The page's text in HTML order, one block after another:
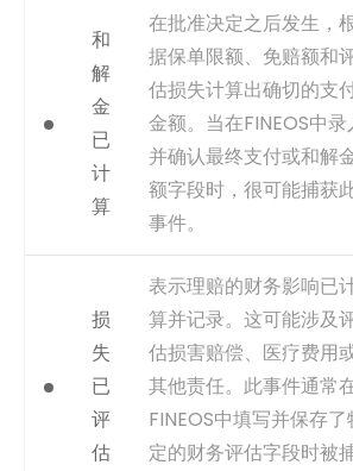
事件类型
为何重要
跟踪此步骤的
首次行动时间
类和分配阶段
延迟会显著延
周期。
获取方式
可从理赔状态
完成的状态（
赔状态历史表
识别从‘新建’或
为审查后状态
事件类型 inferred
和
解
金
已
计
算
在批准决定之后发生，
据保单限额、免赔额和
估损失计算出确切的支
金额。当在FINEOS中录
并确认最终支付或和解
额字段时，很可能捕获
事件。
为何重要
此活动将计算
款授权步骤区
分析财务团队
金额方面的效率
获取方式
根据索赔的最
额在系统财务
新的时间戳推断
损
失
已
评
估
表示理赔的财务影响已
算并记录。这可能涉及
估损害赔偿、医疗费用
其他责任。此事件通常
FINEOS中填写并保存了
定的财务评估字段时被